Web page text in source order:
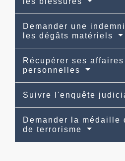
Demander une
les dégâts matériels
Récupérer ses affaires
personnelles
Suivre l'enquête
Demander la médaille
de terrorisme